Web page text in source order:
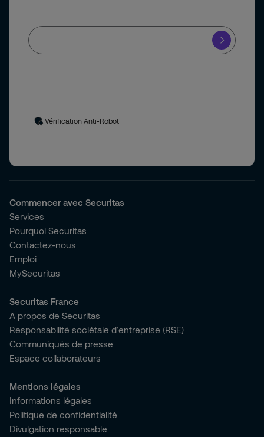
Vérification Anti-Robot
Commencer avec Securitas
Services
Pourquoi Securitas
Contactez-nous
Emploi
MySecuritas
Securitas France
A propos de Securitas
Responsabilité sociétale d’entreprise (RSE)
Communiqués de presse
Espace collaborateurs
Mentions légales
Informations légales
Politique de confidentialité
Divulgation responsable